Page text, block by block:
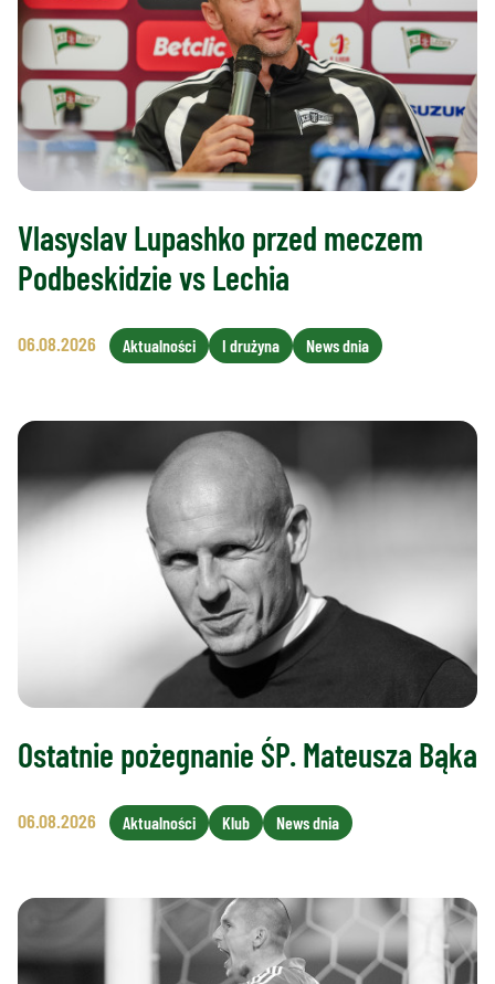
Vlasyslav Lupashko przed meczem
Podbeskidzie vs Lechia
06.08.2026 Aktualności I drużyna News dnia
Ostatnie pożegnanie ŚP. Mateusza Bąka
06.08.2026 Aktualności Klub News dnia